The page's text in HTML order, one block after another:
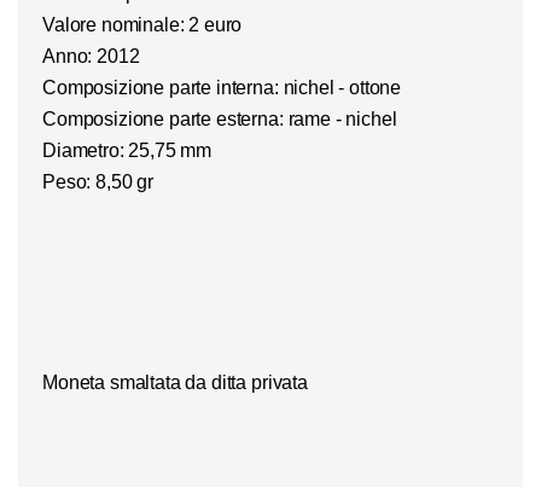
Valore nominale: 2 euro
Anno: 2012
Composizione parte interna: nichel - ottone
Composizione parte esterna: rame - nichel
Diametro: 25,75 mm
Peso: 8,50 gr
Moneta smaltata da ditta privata